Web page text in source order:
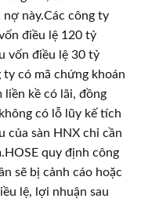
nợ này.Các công ty
điều lệ 120 tỷ
vốn điều lệ 30 tỷ
có mã chứng khoán
liền kề có lãi, đồng
có lỗ lũy kế tích
của sàn HNX chỉ cần
quy định công
sẽ bị cảnh cáo hoặc
lệ, lợi nhuận sau